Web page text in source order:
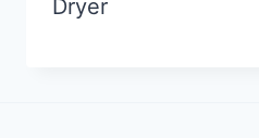
Dryer